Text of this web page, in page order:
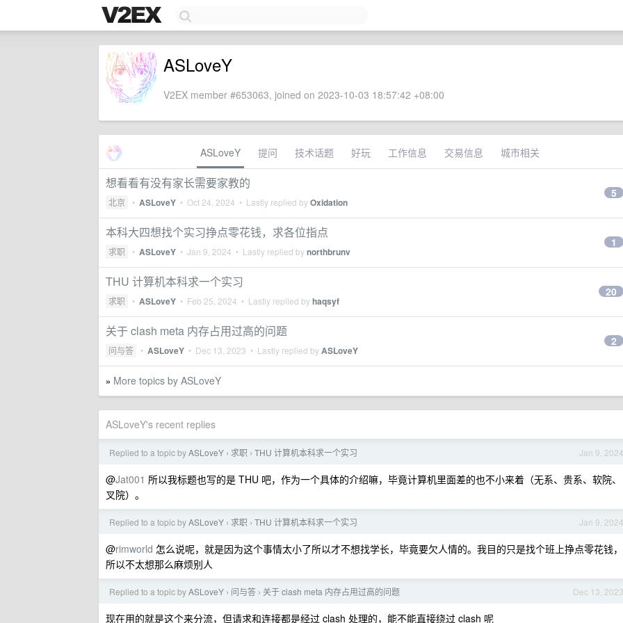
ASLoveY
V2EX member #653063, joined on 2023-10-03 18:57:42 +08:00
ASLoveY 提问 技术话题 好玩 工作信息 交易信息 城市相关
想看看有没有家长需要家教的
北京 • ASLoveY • Oct 24, 2024 • Lastly replied byOxidation
5
本科大四想找个实习挣点零花钱，求各位指点
求职 • ASLoveY • Jan 9, 2024 • Lastly replied bynorthbrunv
1
THU 计算机本科求一个实习
求职 • ASLoveY • Feb 25, 2024 • Lastly replied byhaqsyf
20
关于 clash meta 内存占用过高的问题
问与答 • ASLoveY • Dec 13, 2023 • Lastly replied byASLoveY
2
» More topics by ASLoveY
ASLoveY's recent replies
Jan 9, 2024
Replied to a topic byASLoveY › 求职 › THU 计算机本科求一个实习
@Jat001 所以我标题也写的是 THU 吧，作为一个具体的介绍嘛，毕竟计算机里面差的也不小来着（无系、贵系、软院、
叉院）。
Jan 9, 2024
Replied to a topic byASLoveY › 求职 › THU 计算机本科求一个实习
@rimworld 怎么说呢，就是因为这个事情太小了所以才不想找学长，毕竟要欠人情的。我目的只是找个班上挣点零花钱，
所以不太想那么麻烦别人
Dec 13, 2023
Replied to a topic byASLoveY › 问与答 › 关于 clash meta 内存占用过高的问题
现在用的就是这个来分流，但请求和连接都是经过 clash 处理的，能不能直接绕过 clash 呢